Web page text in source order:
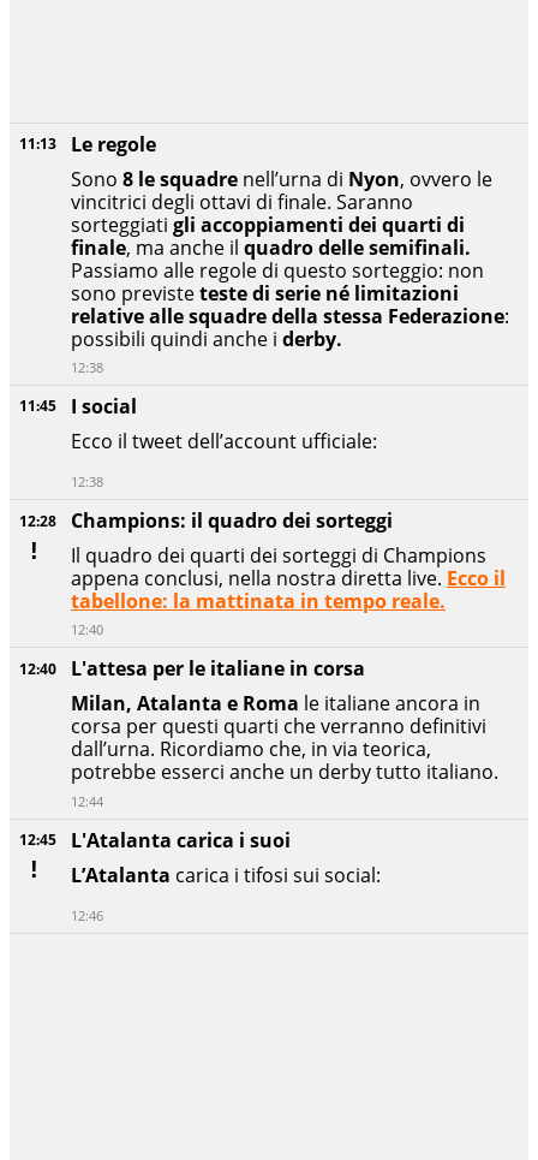
12:45
L'Atalanta carica i suoi
L’Atalanta carica i tifosi sui social:
12:46
12:40
L'attesa per le italiane in corsa
Milan, Atalanta e Roma le italiane ancora in
corsa per questi quarti che verranno definitivi
dall’urna. Ricordiamo che, in via teorica,
potrebbe esserci anche un derby tutto italiano.
12:44
12:28
Champions: il quadro dei sorteggi
Il quadro dei quarti dei sorteggi di Champions
appena conclusi, nella nostra diretta live. Ecco il
tabellone: la mattinata in tempo reale.
12:40
11:45
I social
Ecco il tweet dell’account ufficiale:
12:38
11:13
Le regole
Sono 8 le squadre nell’urna di Nyon, ovvero le
vincitrici degli ottavi di finale. Saranno
sorteggiati gli accoppiamenti dei quarti di
finale, ma anche il quadro delle semifinali.
Passiamo alle regole di questo sorteggio: non
sono previsteteste di serie né limitazioni
relative alle squadre della stessa Federazione:
possibili quindi anche i derby.
12:38